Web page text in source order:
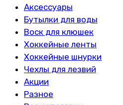
Аксессуары
Бутылки для воды
Воск для клюшек
Хоккейные ленты
Хоккейные шнурки
Чехлы для лезвий
Акции
Разное